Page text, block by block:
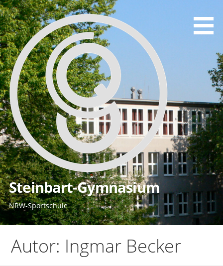
Zum
Inhalt
springen
Steinbart-Gymnasium
NRW-Sportschule
Autor: Ingmar Becker